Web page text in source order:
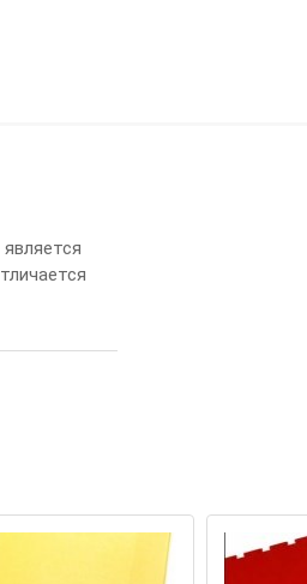
является
тличается